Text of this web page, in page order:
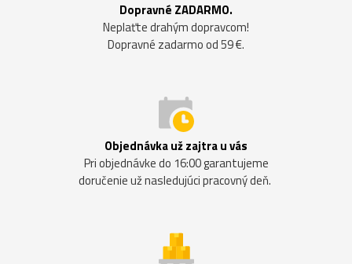
Dopravné ZADARMO.
Neplaťte drahým dopravcom!
Dopravné zadarmo od 59 €.
Objednávka už zajtra u vás
Pri objednávke do 16:00 garantujeme
doručenie už nasledujúci pracovný deň.